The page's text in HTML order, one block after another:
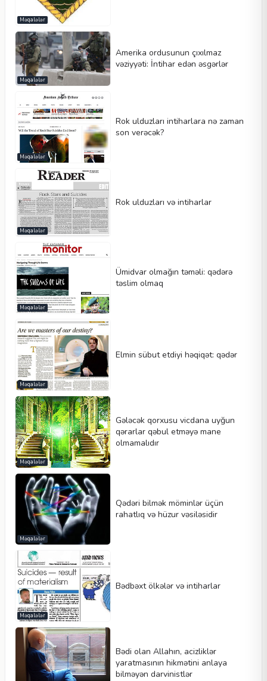
Məqalələr
Məqalələr
Amerika ordusunun çıxılmaz
vəziyyəti: İntihar edən əsgərlər
Məqalələr
Rok ulduzları intiharlara nə zaman
son verəcək?
Məqalələr
Rok ulduzları və intiharlar
Məqalələr
Ümidvar olmağın təməli: qədərə
təslim olmaq
Məqalələr
Elmin sübut etdiyi həqiqət: qədər
Məqalələr
Gələcək qorxusu vicdana uyğun
qərarlar qəbul etməyə mane
olmamalıdır
Məqalələr
Qədəri bilmək möminlər üçün
rahatlıq və hüzur vəsiləsidir
Məqalələr
Bədbəxt ölkələr və intiharlar
Bədi olan Allahın, acizliklər
yaratmasının hikmətini anlaya
bilməyən darvinistlər